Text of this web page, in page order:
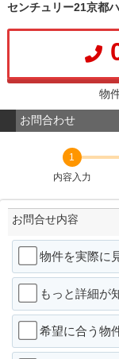
センチュリー21京都
物
お問合わせ
1
内容入力
お問合せ内容
物件を実際に
もっと詳細が
希望に合う物